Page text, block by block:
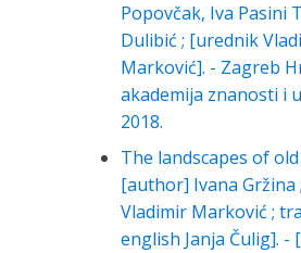
Popovčak, Iva Pasini
Dulibić ; [urednik
Marković]. - Zagreb
akademija znanosti i
2018.
The landscapes of
[author] Ivana
Vladimir Marković ;
english Janja Čulig]. -